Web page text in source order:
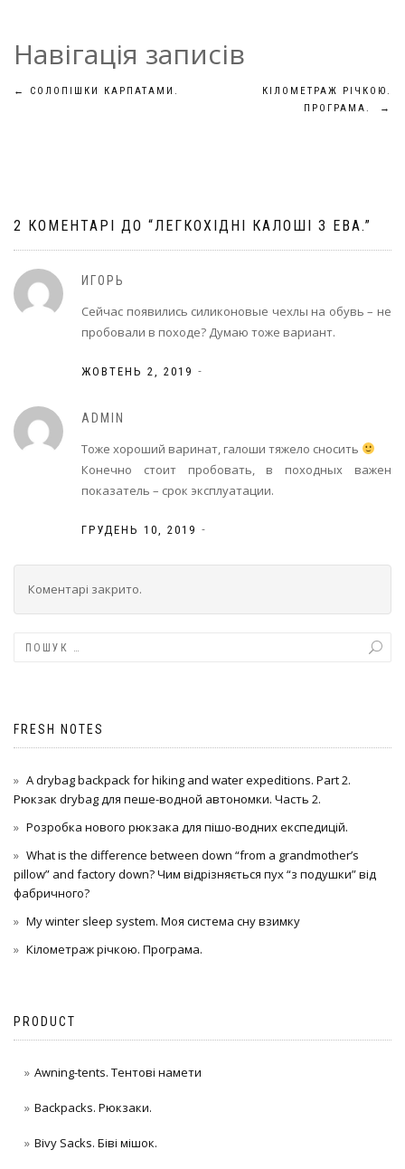
Навігація записів
← СОЛОПІШКИ КАРПАТАМИ.
КІЛОМЕТРАЖ РІЧКОЮ.
ПРОГРАМА.
→
2 КОМЕНТАРІ ДО “ЛЕГКОХІДНІ КАЛОШІ З ЕВА.”
ИГОРЬ
Сейчас появились силиконовые чехлы на обувь – не
пробовали в походе? Думаю тоже вариант.
ЖОВТЕНЬ 2, 2019 -
ADMIN
Тоже хороший варинат, галоши тяжело сносить
Конечно стоит пробовать, в походных важен
показатель – срок эксплуатации.
ГРУДЕНЬ 10, 2019 -
Коментарі закрито.
FRESH NOTES
A drybag backpack for hiking and water expeditions. Part 2.
Рюкзак drybag для пеше-водной автономки. Часть 2.
Розробка нового рюкзака для пішо-водних експедицій.
What is the difference between down “from a grandmother’s
pillow” and factory down? Чим відрізняється пух “з подушки” від
фабричного?
My winter sleep system. Моя система сну взимку
Кілометраж річкою. Програма.
PRODUCT
Awning-tents. Тентові намети
Backpacks. Рюкзаки.
Bivy Sacks. Біві мішок.